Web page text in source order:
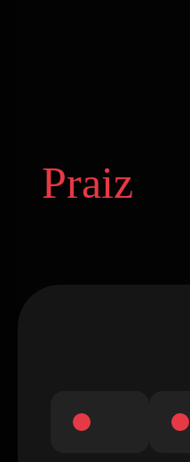
Praiz